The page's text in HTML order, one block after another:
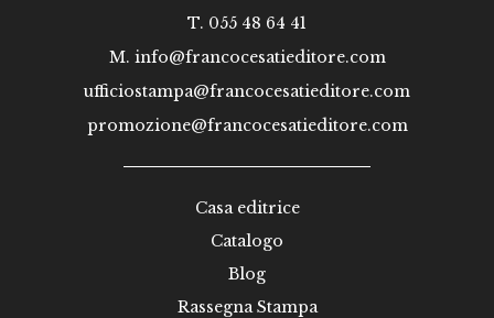
T. 055 48 64 41
M. info@francocesatieditore.com
ufficiostampa@francocesatieditore.com
promozione@francocesatieditore.com
Casa editrice
Catalogo
Blog
Rassegna Stampa